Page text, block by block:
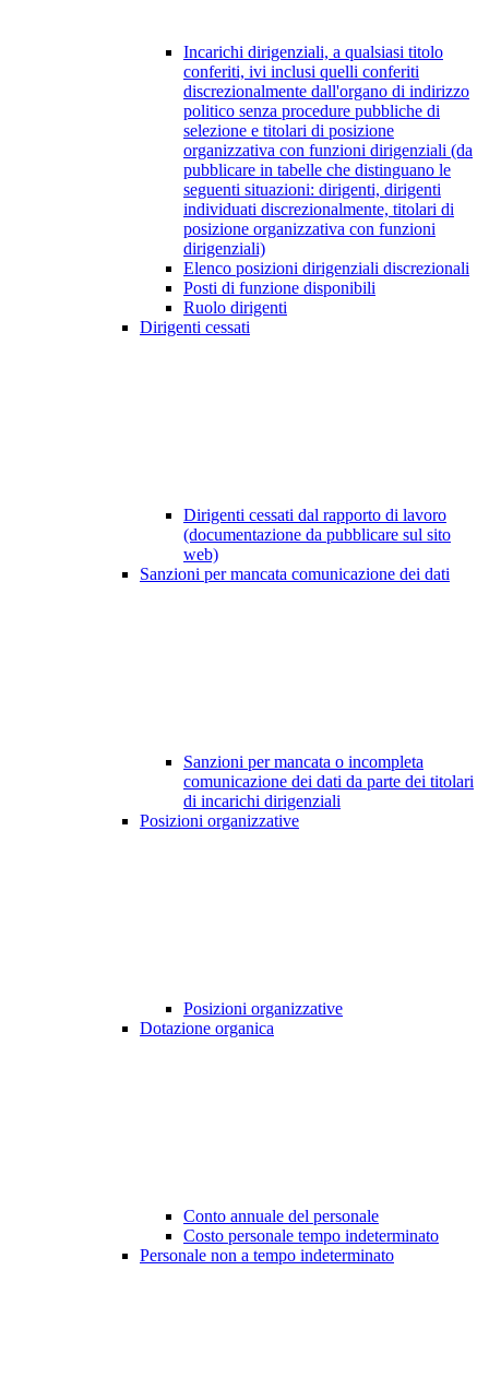
Incarichi dirigenziali, a qualsiasi titolo
conferiti, ivi inclusi quelli conferiti
discrezionalmente dall'organo di indirizzo
politico senza procedure pubbliche di
selezione e titolari di posizione
organizzativa con funzioni dirigenziali (da
pubblicare in tabelle che distinguano le
seguenti situazioni: dirigenti, dirigenti
individuati discrezionalmente, titolari di
posizione organizzativa con funzioni
dirigenziali)
Elenco posizioni dirigenziali discrezionali
Posti di funzione disponibili
Ruolo dirigenti
Dirigenti cessati
Dirigenti cessati dal rapporto di lavoro
(documentazione da pubblicare sul sito
web)
Sanzioni per mancata comunicazione dei dati
Sanzioni per mancata o incompleta
comunicazione dei dati da parte dei titolari
di incarichi dirigenziali
Posizioni organizzative
Posizioni organizzative
Dotazione organica
Conto annuale del personale
Costo personale tempo indeterminato
Personale non a tempo indeterminato